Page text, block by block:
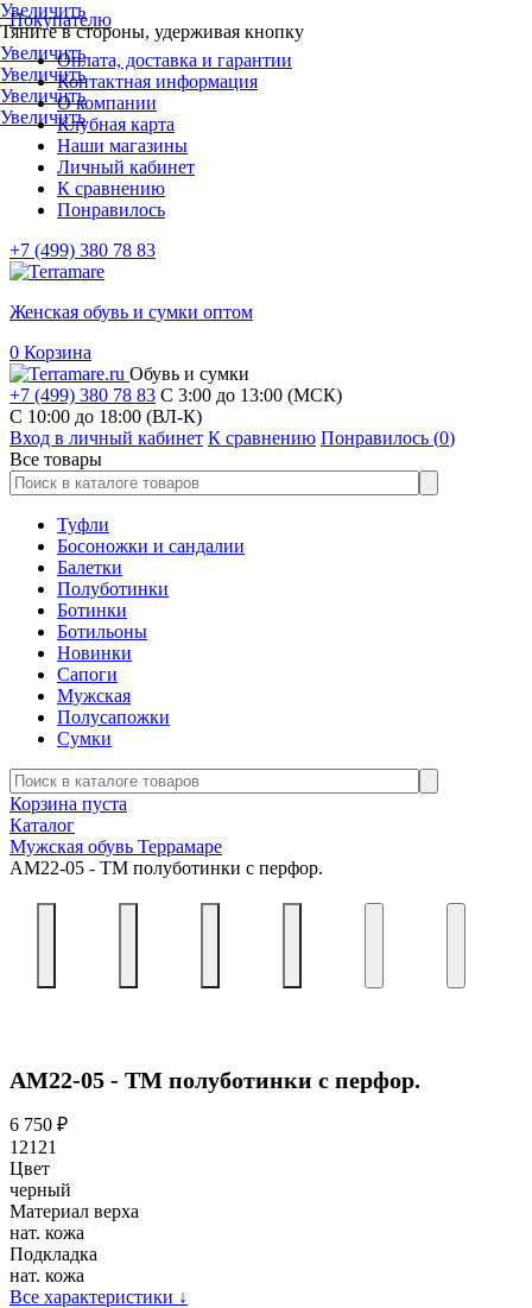
Покупателю
Оплата, доставка и гарантии
Контактная информация
О компании
Клубная карта
Наши магазины
Личный кабинет
К сравнению
Понравилось
+7 (499) 380 78 83
Женская обувь и сумки оптом
0 Корзина
Обувь и сумки
+7 (499) 380 78 83 С 3:00 до 13:00 (МСК)
C 10:00 до 18:00 (ВЛ-К)
Вход в личный кабинет К сравнению Понравилось (0)
Все товары
Туфли
Босоножки и сандалии
Балетки
Полуботинки
Ботинки
Ботильоны
Новинки
Сапоги
Мужская
Полусапожки
Сумки
Корзина пуста
Каталог
Мужская обувь Террамаре
АМ22-05 - ТМ полуботинки с перфор.
Увеличить
Тяните в стороны, удерживая кнопку
Увеличить
Увеличить
Увеличить
Увеличить
АМ22-05 - ТМ полуботинки с перфор.
6 750 ₽
12121
Цвет
черный
Материал верха
нат. кожа
Подкладка
нат. кожа
Все характеристики ↓